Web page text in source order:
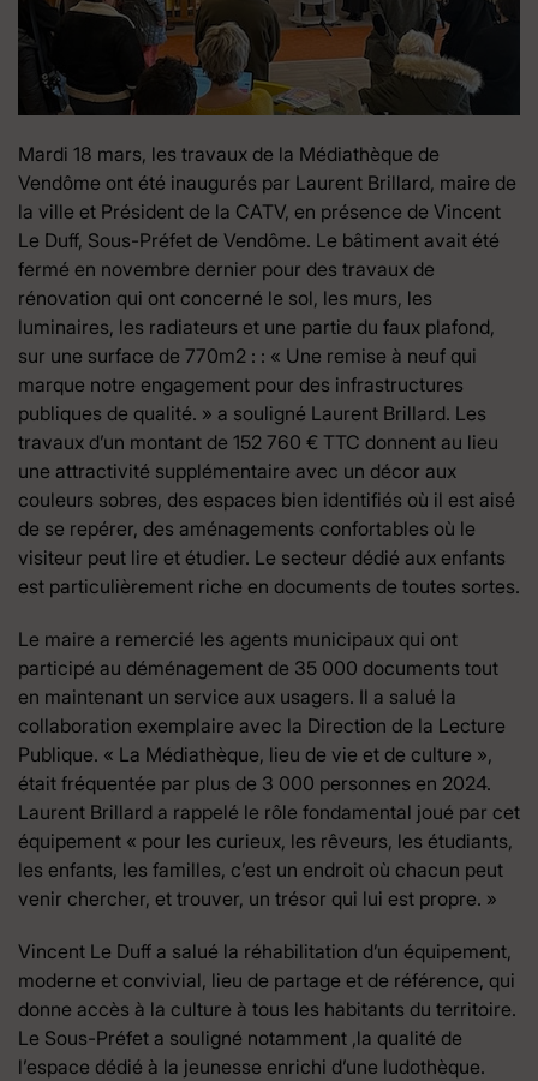
Mardi 18 mars, les travaux de la Médiathèque de
Vendôme ont été inaugurés par Laurent Brillard, maire de
la ville et Président de la CATV, en présence de Vincent
Le Duff, Sous-Préfet de Vendôme. Le bâtiment avait été
fermé en novembre dernier pour des travaux de
rénovation qui ont concerné le sol, les murs, les
luminaires, les radiateurs et une partie du faux plafond,
sur une surface de 770m2 : : « Une remise à neuf qui
marque notre engagement pour des infrastructures
publiques de qualité. » a souligné Laurent Brillard. Les
travaux d’un montant de 152 760 € TTC donnent au lieu
une attractivité supplémentaire avec un décor aux
couleurs sobres, des espaces bien identifiés où il est aisé
de se repérer, des aménagements confortables où le
visiteur peut lire et étudier. Le secteur dédié aux enfants
est particulièrement riche en documents de toutes sortes.
Le maire a remercié les agents municipaux qui ont
participé au déménagement de 35 000 documents tout
en maintenant un service aux usagers. Il a salué la
collaboration exemplaire avec la Direction de la Lecture
Publique. « La Médiathèque, lieu de vie et de culture »,
était fréquentée par plus de 3 000 personnes en 2024.
Laurent Brillard a rappelé le rôle fondamental joué par cet
équipement « pour les curieux, les rêveurs, les étudiants,
les enfants, les familles, c’est un endroit où chacun peut
venir chercher, et trouver, un trésor qui lui est propre. »
Vincent Le Duff a salué la réhabilitation d’un équipement,
moderne et convivial, lieu de partage et de référence, qui
donne accès à la culture à tous les habitants du territoire.
Le Sous-Préfet a souligné notamment ,la qualité de
l’espace dédié à la jeunesse enrichi d’une ludothèque.